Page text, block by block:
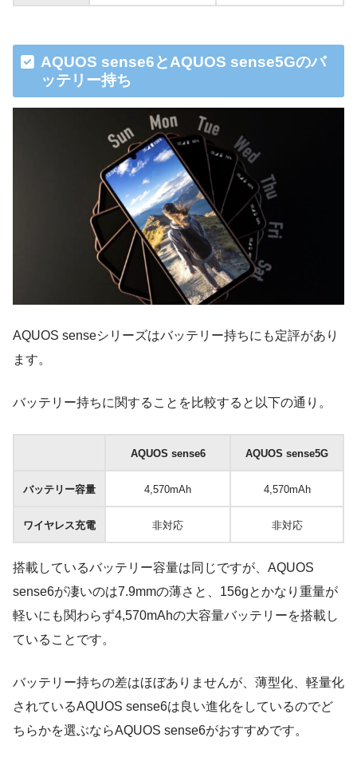
AQUOS sense6とAQUOS sense5Gのバ
ッテリー持ち
AQUOS senseシリーズはバッテリー持ちにも定評があり
ます。
バッテリー持ちに関することを比較すると以下の通り。
AQUOS sense6 AQUOS sense5G
バッテリー容量 4,570mAh 4,570mAh
ワイヤレス充電 非対応 非対応
搭載しているバッテリー容量は同じですが、AQUOS
sense6が凄いのは7.9mmの薄さと、156gとかなり重量が
軽いにも関わらず4,570mAhの大容量バッテリーを搭載し
ていることです。
バッテリー持ちの差はほぼありませんが、薄型化、軽量化
されているAQUOS sense6は良い進化をしているのでど
ちらかを選ぶならAQUOS sense6がおすすめです。